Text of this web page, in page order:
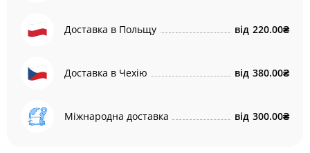
Доставка в Польщу від 220.00₴
Доставка в Чехію від 380.00₴
Міжнародна доставка від 300.00₴